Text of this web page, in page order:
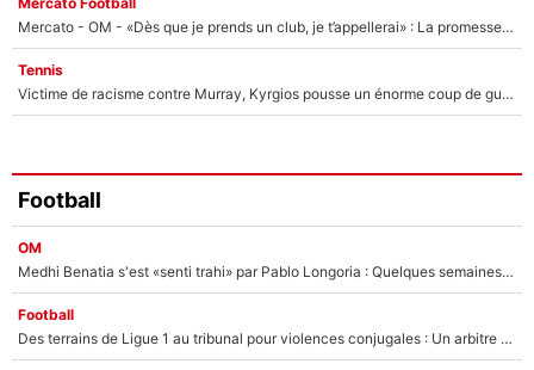
Mercato - OM - «Dès que je prends un club, je t’appellerai» : La promesse de Marcelino au moment de claquer la porte
Tennis
Victime de racisme contre Murray, Kyrgios pousse un énorme coup de gueule !
Football
OM
Medhi Benatia s'est «senti trahi» par Pablo Longoria : Quelques semaines après son départ, l'ancien directeur de football de l'OM règle ses comptes
Football
Des terrains de Ligue 1 au tribunal pour violences conjugales : Un arbitre français encourt une peine de 18 mois de prison !